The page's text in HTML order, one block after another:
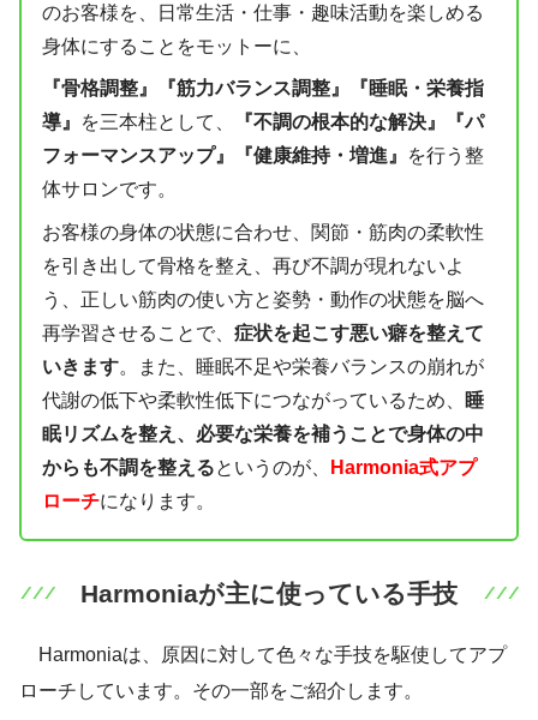
のお客様を、日常生活・仕事・趣味活動を楽しめる
身体にすることをモットーに、
『骨格調整』『筋力バランス調整』『睡眠・栄養指
導』
を三本柱として、
『不調の根本的な解決』『パ
フォーマンスアップ』『健康維持・増進』
を行う整
体サロンです。
お客様の身体の状態に合わせ、関節・筋肉の柔軟性
を引き出して骨格を整え、再び不調が現れないよ
う、正しい筋肉の使い方と姿勢・動作の状態を脳へ
再学習させることで、症状を起こす悪い癖を整えて
いきます。また、睡眠不足や栄養バランスの崩れが
代謝の低下や柔軟性低下につながっているため、
睡
眠リズムを整え、必要な栄養を補うことで身体の中
からも不調を整えるというのが、
Harmonia式アプ
ローチになります。
Harmoniaが主に使っている手技
Harmoniaは、原因に対して色々な手技を駆使してアプ
ローチしています。その一部をご紹介します。